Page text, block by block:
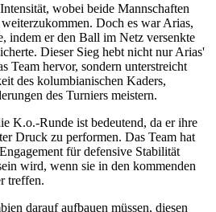
wobei beide Mannschaften
Doch es war Arias,
indem er den Ball im Netz versenkte
Dieser Sieg hebt nicht nur Arias'
Team hervor, sondern unterstreicht
des kolumbianischen Kaders,
des Turniers meistern.
K.o.-Runde ist bedeutend, da er ihre
Druck zu performen. Das Team hat
für defensive Stabilität
wird, wenn sie in den kommenden
treffen.
darauf aufbauen müssen, diesen